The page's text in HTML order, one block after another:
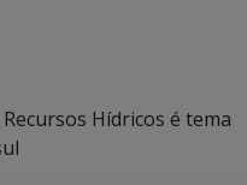
Hídricos é tema